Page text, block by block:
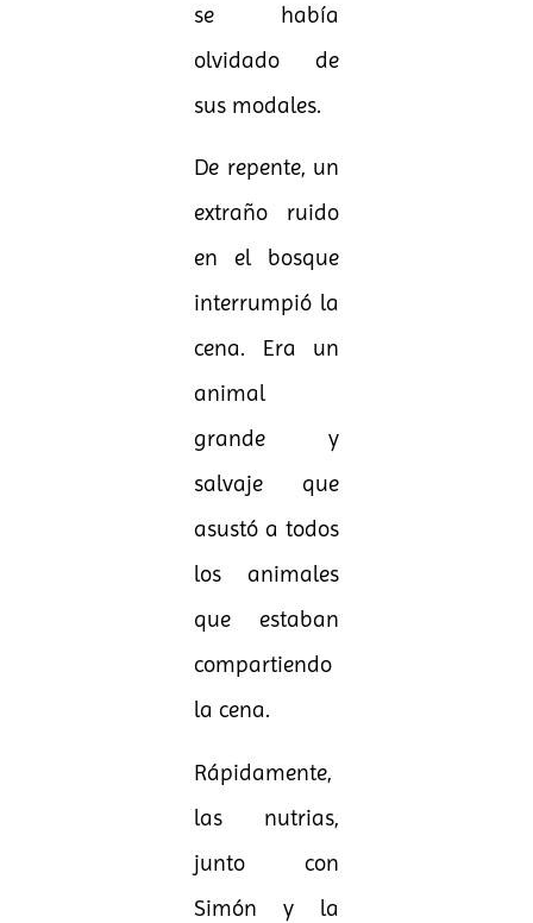
se había
olvidado de
sus modales.
De repente, un
extraño ruido
en el bosque
interrumpió la
cena. Era un
animal
grande y
salvaje que
asustó a todos
los animales
que estaban
compartiendo
la cena.
Rápidamente,
las nutrias,
junto con
Simón y la